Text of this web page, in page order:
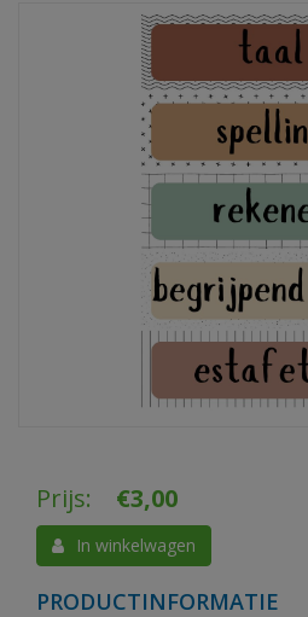
Prijs: €3,00
In winkelwagen
PRODUCTINFORMATIE